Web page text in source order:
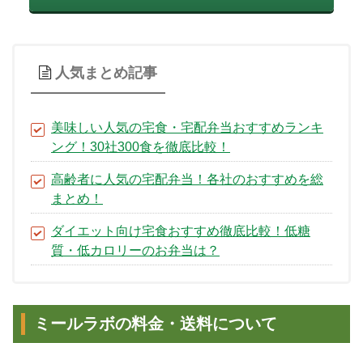
人気まとめ記事
美味しい人気の宅食・宅配弁当おすすめランキ
ング！30社300食を徹底比較！
高齢者に人気の宅配弁当！各社のおすすめを総
まとめ！
ダイエット向け宅食おすすめ徹底比較！低糖
質・低カロリーのお弁当は？
ミールラボの料金・送料について